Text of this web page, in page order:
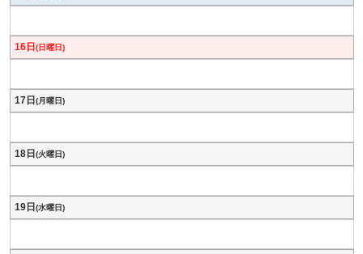
16日 (日曜日)
17日 (月曜日)
18日 (火曜日)
19日 (水曜日)